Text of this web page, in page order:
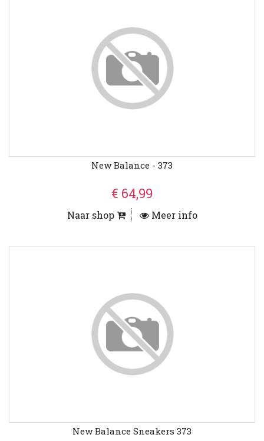
New Balance - 373
€ 64,99
Naar shop Meer info
New Balance Sneakers 373